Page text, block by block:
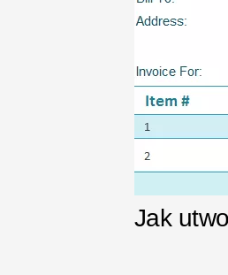
Jak